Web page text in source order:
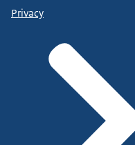
Privacy